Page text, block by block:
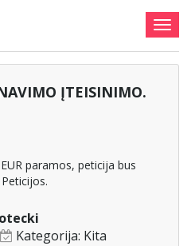
ĮTEISINIMO.
paramos, peticija bus
Kategorija: Kita